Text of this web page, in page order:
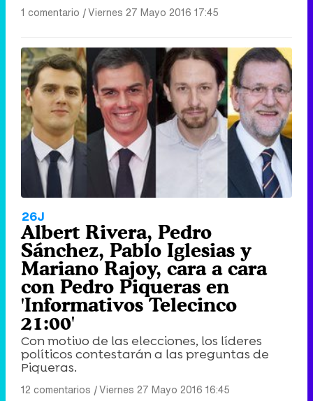
1 comentario |Viernes 27 Mayo 2016 17:45
26J
Albert Rivera, Pedro
Sánchez, Pablo Iglesias y
Mariano Rajoy, cara a cara
con Pedro Piqueras en
'Informativos Telecinco
21:00'
Con motivo de las elecciones, los líderes
políticos contestarán a las preguntas de
Piqueras.
12 comentarios |Viernes 27 Mayo 2016 16:45